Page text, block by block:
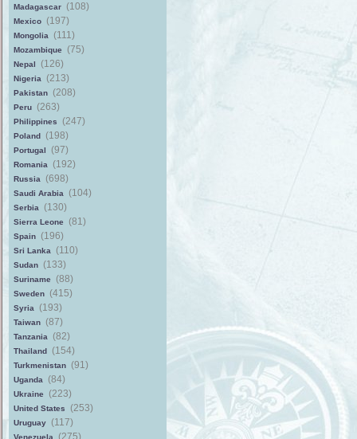
Madagascar (108)
Mexico (197)
Mongolia (111)
Mozambique (75)
Nepal (126)
Nigeria (213)
Pakistan (208)
Peru (263)
Philippines (247)
Poland (198)
Portugal (97)
Romania (192)
Russia (698)
Saudi Arabia (104)
Serbia (130)
Sierra Leone (81)
Spain (196)
Sri Lanka (110)
Sudan (133)
Suriname (88)
Sweden (415)
Syria (193)
Taiwan (87)
Tanzania (82)
Thailand (154)
Turkmenistan (91)
Uganda (84)
Ukraine (223)
United States (253)
Uruguay (117)
Venezuela (275)